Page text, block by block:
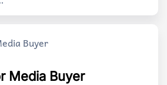
Media Buyer